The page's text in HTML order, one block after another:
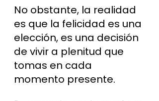
No obstante, la realidad
es que la felicidad es una
elección, es una decisión
de vivir a plenitud que
tomas en cada
momento presente.